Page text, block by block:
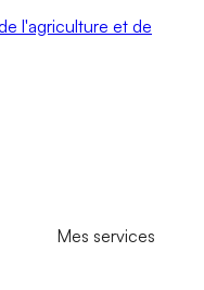
l'agriculture et de
Mes services